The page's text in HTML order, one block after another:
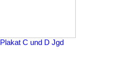
Plakat C und D Jgd